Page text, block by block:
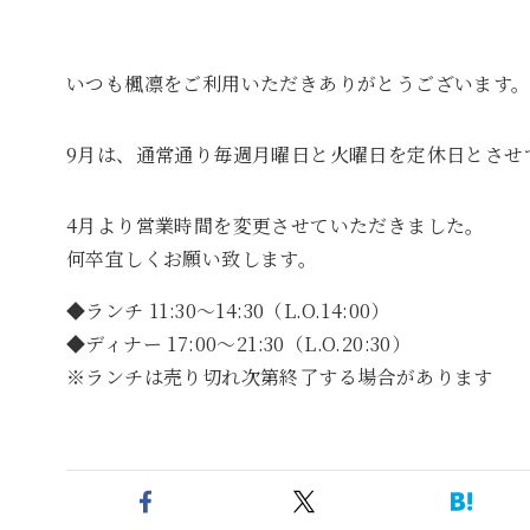
いつも楓凛をご利用いただきありがとうございます。
9月は、通常通り毎週月曜日と火曜日を定休日とさせ
4月より営業時間を変更させていただきました。
何卒宜しくお願い致します。
◆ランチ 11:30～14:30（L.O.14:00）
◆ディナー 17:00～21:30（L.O.20:30）
※ランチは売り切れ次第終了する場合があります